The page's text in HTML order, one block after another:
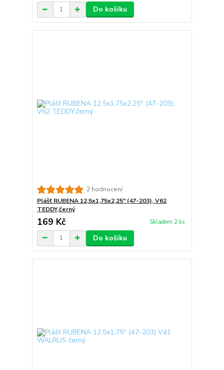
Do košíku
2 hodnocení
Plášť RUBENA 12,5x1,75x2,25" (47-203), V62
TEDDY,černý
169 Kč Skladem 2 ks
Do košíku